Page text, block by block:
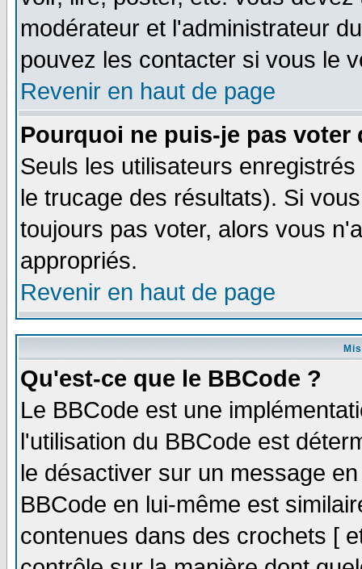
modérateur et l'administrateur
pouvez les contacter si vous le
Revenir en haut de page
Pourquoi ne puis-je pas voter
Seuls les utilisateurs
le trucage des résultats). Si
toujours pas voter, alors vous
appropriés.
Revenir en haut de page
Qu'est-ce que le BBCode ?
Le BBCode est une
l'utilisation du BBCode est
le désactiver sur un message
BBCode en lui-même est
contenues dans des crochets [